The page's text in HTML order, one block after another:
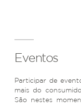
Eventos
Participar de
mais do
São nestes